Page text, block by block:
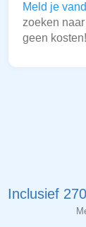
Meld je
zoeken
geen kosten!
Inclusief